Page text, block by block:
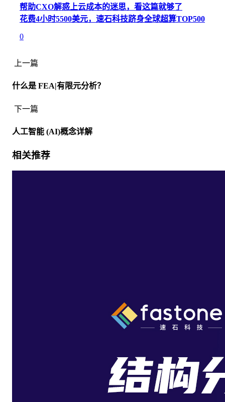
帮助CXO解惑上云成本的迷思，看这篇就够了
花费4小时5500美元，速石科技跻身全球超算TOP500
0
上一篇
什么是 FEA|有限元分析？
下一篇
人工智能 (AI)概念详解
相关推荐